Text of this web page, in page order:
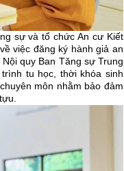
sự và tổ chức An cư Kiết
việc đăng ký hành giả an
quy Ban Tăng sự Trung
tu học, thời khóa sinh
môn nhằm bảo đảm